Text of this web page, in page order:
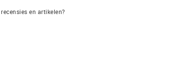
en artikelen?